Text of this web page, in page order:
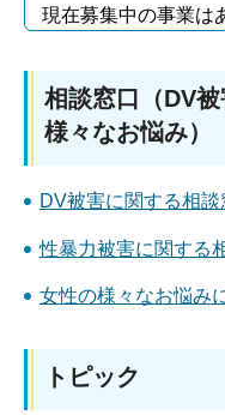
現在募集中の事業は
相談窓口（DV
様々なお悩み）
DV被害に関する相談
性暴力被害に関する
女性の様々なお悩み
トピック